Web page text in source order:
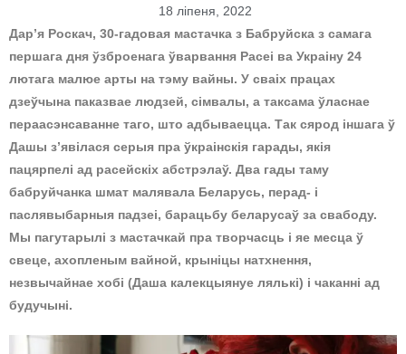
18 ліпеня, 2022
Дар’я Роскач, 30-гадовая мастачка з Бабруйска з самага
першага дня ўзброенага ўварвання Расеі ва Украіну 24
лютага малюе арты на тэму вайны. У сваіх працах
дзеўчына паказвае людзей, сімвалы, а таксама ўласнае
пераасэнсаванне таго, што адбываецца. Так сярод іншага ў
Дашы з’явілася серыя пра ўкраінскія гарады, якія
пацярпелі ад расейскіх абстрэлаў. Два гады таму
бабруйчанка шмат малявала Беларусь, перад- і
паслявыбарныя падзеі, барацьбу беларусаў за свабоду.
Мы пагутарылі з мастачкай пра творчасць і яе месца ў
свеце, ахопленым вайной, крыніцы натхнення,
незвычайнае хобі (Даша калекцыянуе лялькі) і чаканні ад
будучыні.